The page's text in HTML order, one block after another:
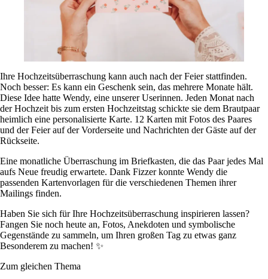
Ihre Hochzeitsüberraschung kann auch nach der Feier stattfinden.
Noch besser: Es kann ein Geschenk sein, das mehrere Monate hält.
Diese Idee hatte Wendy, eine unserer Userinnen. Jeden Monat nach
der Hochzeit bis zum ersten Hochzeitstag schickte sie dem Brautpaar
heimlich eine personalisierte Karte. 12 Karten mit Fotos des Paares
und der Feier auf der Vorderseite und Nachrichten der Gäste auf der
Rückseite.
Eine monatliche Überraschung im Briefkasten, die das Paar jedes Mal
aufs Neue freudig erwartete. Dank Fizzer konnte Wendy die
passenden Kartenvorlagen für die verschiedenen Themen ihrer
Mailings finden.
Haben Sie sich für Ihre Hochzeitsüberraschung inspirieren lassen?
Fangen Sie noch heute an, Fotos, Anekdoten und symbolische
Gegenstände zu sammeln, um Ihren großen Tag zu etwas ganz
Besonderem zu machen! ✨
Zum gleichen Thema